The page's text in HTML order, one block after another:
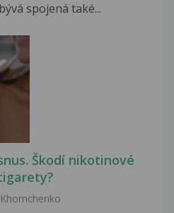
spojená také...
Škodí nikotinové